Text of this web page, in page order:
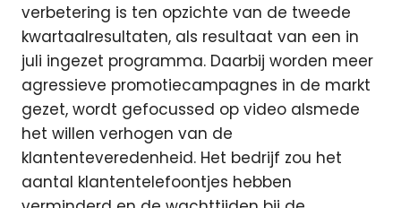
verbetering is ten opzichte van de tweede
kwartaalresultaten, als resultaat van een in
juli ingezet programma. Daarbij worden meer
agressieve promotiecampagnes in de markt
gezet, wordt gefocussed op video alsmede
het willen verhogen van de
klantenteveredenheid. Het bedrijf zou het
aantal klantentelefoontjes hebben